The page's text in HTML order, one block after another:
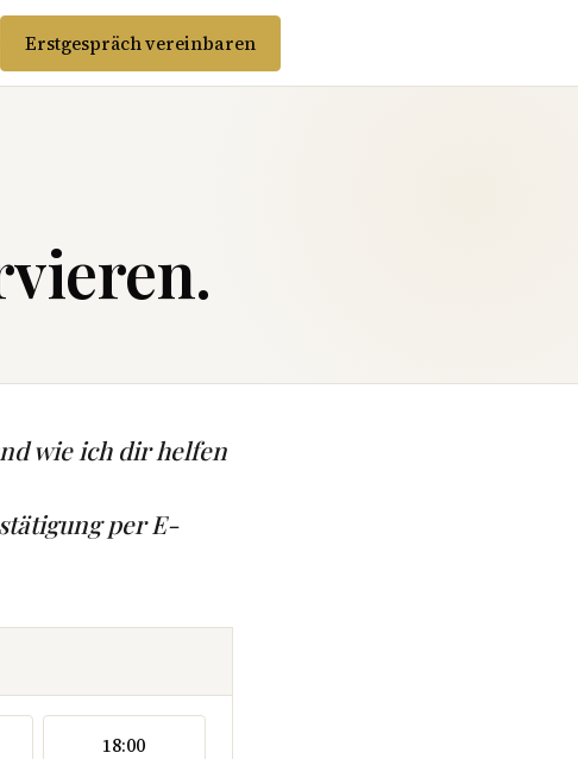
Erstgespräch vereinbaren
wie ich dir helfen
per E-
18:00